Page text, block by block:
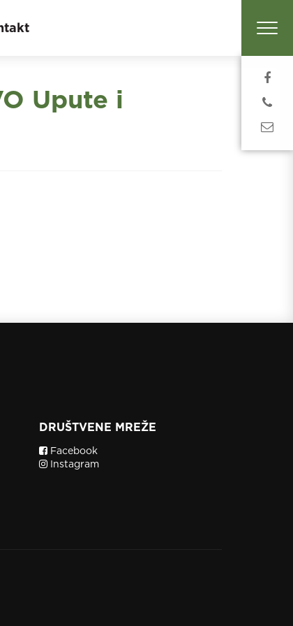
Upute i
DRUŠTVENE MREŽE
Facebook
Instagram